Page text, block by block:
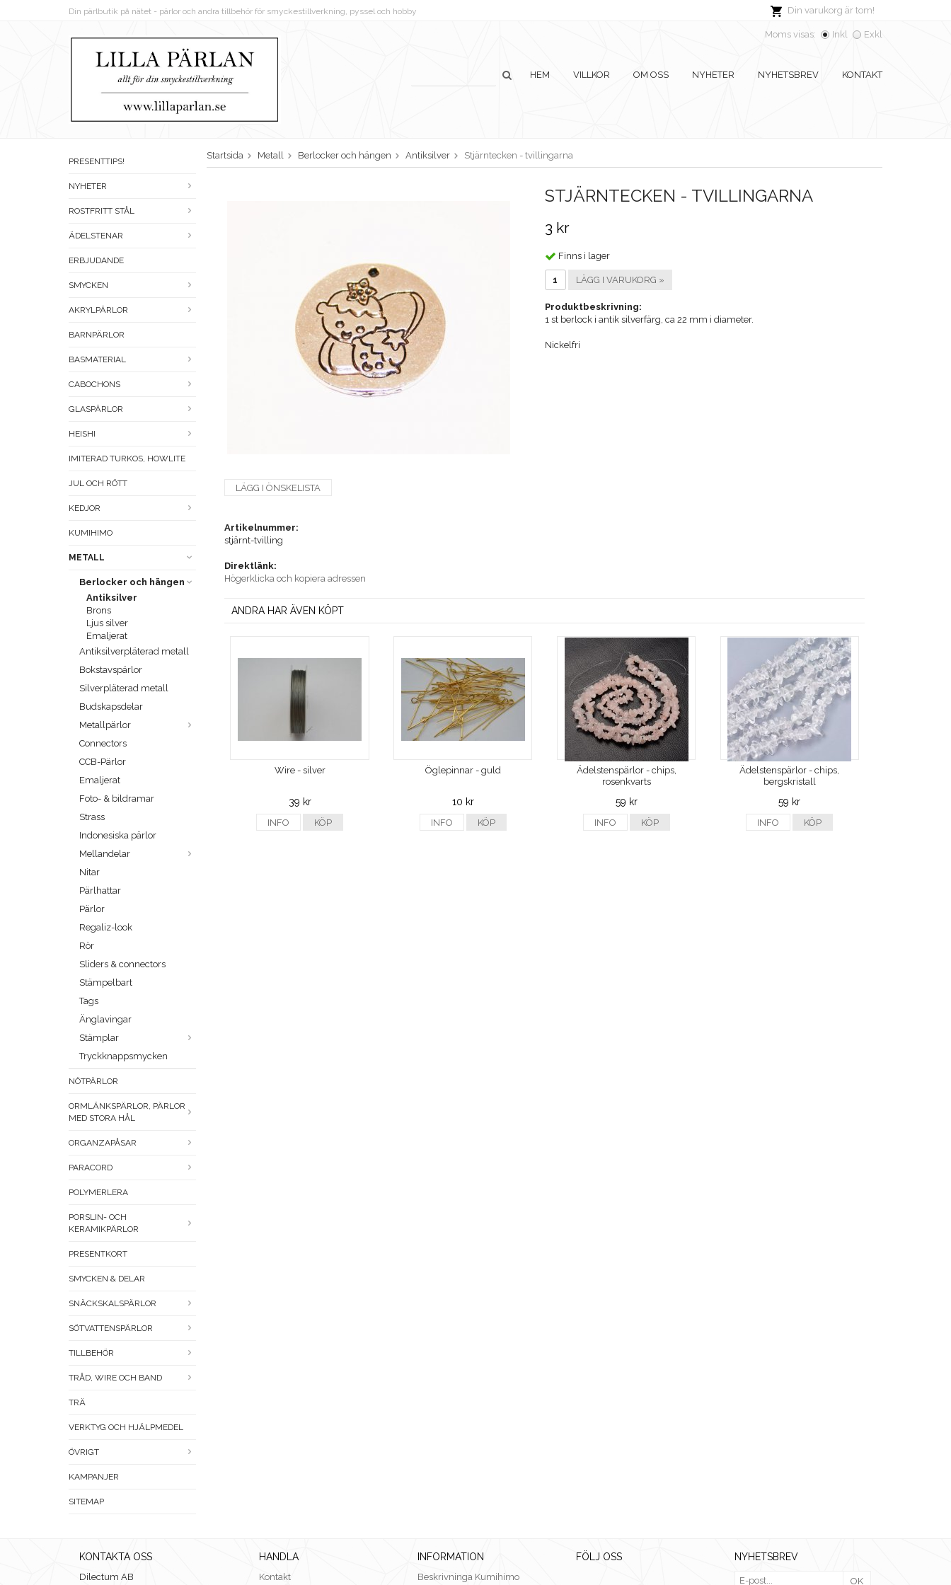
Din varukorg är tom!
Din pärlbutik på nätet - pärlor och andra tillbehör för smyckestillverkning, pyssel och hobby
Moms visas: Inkl Exkl
HEM VILLKOR OM OSS NYHETER NYHETSBREV KONTAKT
PRESENTTIPS!
NYHETER
ROSTFRITT STÅL
ÄDELSTENAR
ERBJUDANDE
SMYCKEN
AKRYLPÄRLOR
BARNPÄRLOR
BASMATERIAL
CABOCHONS
GLASPÄRLOR
HEISHI
IMITERAD TURKOS, HOWLITE
JUL OCH RÖTT
KEDJOR
KUMIHIMO
METALL
Berlocker och hängen
Antiksilver
Brons
Ljus silver
Emaljerat
Antiksilverpläterad metall
Bokstavspärlor
Silverpläterad metall
Budskapsdelar
Metallpärlor
Connectors
CCB-Pärlor
Emaljerat
Foto- & bildramar
Strass
Indonesiska pärlor
Mellandelar
Nitar
Pärlhattar
Pärlor
Regaliz-look
Rör
Sliders & connectors
Stämpelbart
Tags
Änglavingar
Stämplar
Tryckknappsmycken
NÖTPÄRLOR
ORMLÄNKSPÄRLOR, PÄRLOR
MED STORA HÅL
ORGANZAPÅSAR
PARACORD
POLYMERLERA
PORSLIN- OCH
KERAMIKPÄRLOR
PRESENTKORT
SMYCKEN & DELAR
SNÄCKSKALSPÄRLOR
SÖTVATTENSPÄRLOR
TILLBEHÖR
TRÅD, WIRE OCH BAND
TRÄ
VERKTYG OCH HJÄLPMEDEL
ÖVRIGT
KAMPANJER
SITEMAP
Startsida Metall Berlocker och hängen Antiksilver Stjärntecken - tvillingarna
STJÄRNTECKEN - TVILLINGARNA
3 kr
Finns i lager
LÄGG I VARUKORG »
Produktbeskrivning:
1 st berlock i antik silverfärg, ca 22 mm i diameter.
Nickelfri
LÄGG I ÖNSKELISTA
Artikelnummer:
stjärnt-tvilling
Direktlänk:
Högerklicka och kopiera adressen
ANDRA HAR ÄVEN KÖPT
Wire - silver
39 kr
INFO KÖP
Öglepinnar - guld
10 kr
INFO KÖP
Ädelstenspärlor - chips,
rosenkvarts
59 kr
INFO KÖP
Ädelstenspärlor - chips,
bergskristall
59 kr
INFO KÖP
KONTAKTA OSS
Dilectum AB
HANDLA
Kontakt
INFORMATION
Beskrivninga Kumihimo
FÖLJ OSS NYHETSBREV
OK